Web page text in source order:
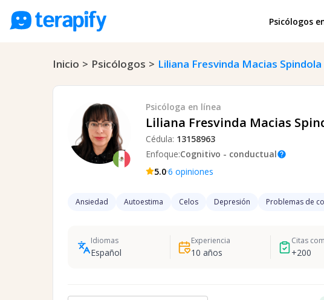
Psicólogos
Preguntas frecuentes
Inicio > Psicólogos > Liliana Fresvinda Macias Spindola
Psicóloga en línea
Liliana Fresvinda Macias
Cédula: 13158963
Enfoque:Cognitivo - conductualhelp
5.0·6 opiniones
Ansiedad Autoestima Celos Depresión Problemas de
Idiomas
Español
Experiencia
10 años
Citas
+200